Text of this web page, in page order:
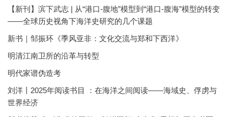
【新刊】滨下武志 | 从“港口-腹地”模型到“港口-腹海”模型的转变
——全球历史视角下海洋史研究的几个课题
新书｜邹振环《季风亚非：文化交流与郑和下西洋》
明清江南卫所的沿革与转型
明代家谱伪造考
刘洋丨2025年阅读书目 ：在海洋之间阅读——海域史、俘虏与
世界经济